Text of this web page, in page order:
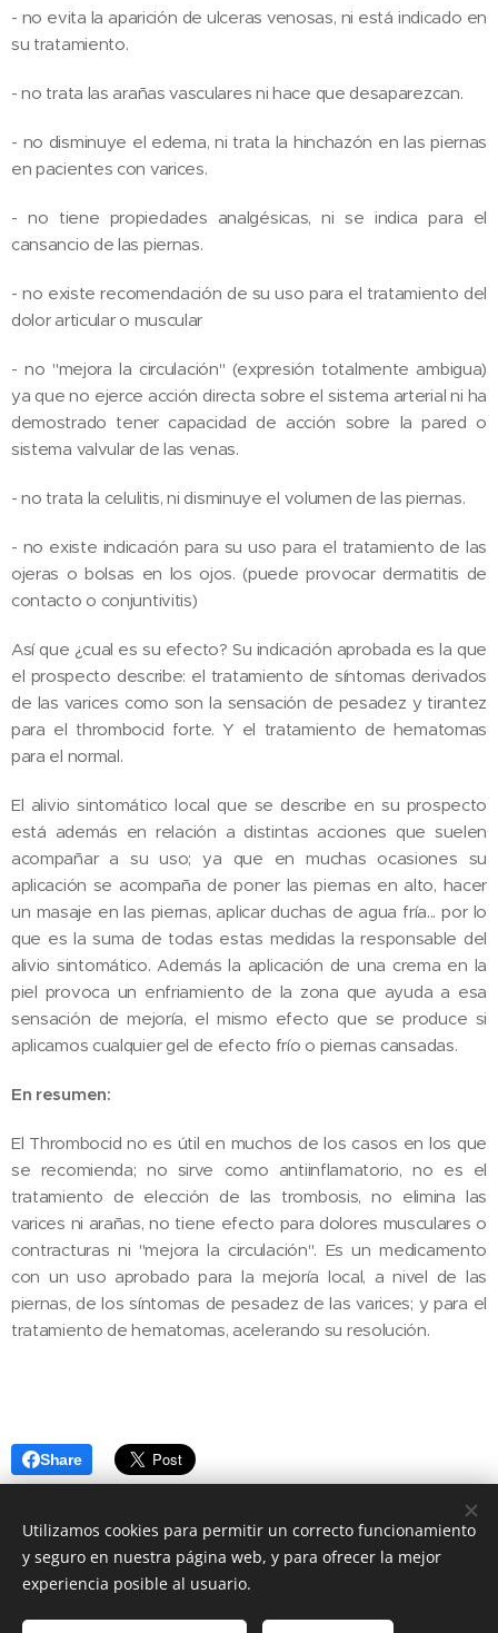
- no evita la aparición de ulceras venosas, ni está indicado en
su tratamiento.
- no trata las arañas vasculares ni hace que desaparezcan.
- no disminuye el edema, ni trata la hinchazón en las piernas
en pacientes con varices.
- no tiene propiedades analgésicas, ni se indica para el
cansancio de las piernas.
- no existe recomendación de su uso para el tratamiento del
dolor articular o muscular
- no "mejora la circulación" (expresión totalmente ambigua)
ya que no ejerce acción directa sobre el sistema arterial ni ha
demostrado tener capacidad de acción sobre la pared o
sistema valvular de las venas.
- no trata la celulitis, ni disminuye el volumen de las piernas.
- no existe indicación para su uso para el tratamiento de las
ojeras o bolsas en los ojos. (puede provocar dermatitis de
contacto o conjuntivitis)
Así que ¿cual es su efecto? Su indicación aprobada es la que
el prospecto describe: el tratamiento de síntomas derivados
de las varices como son la sensación de pesadez y tirantez
para el thrombocid forte. Y el tratamiento de hematomas
para el normal.
El alivio sintomático local que se describe en su prospecto
está además en relación a distintas acciones que suelen
acompañar a su uso; ya que en muchas ocasiones su
aplicación se acompaña de poner las piernas en alto, hacer
un masaje en las piernas, aplicar duchas de agua fría... por lo
que es la suma de todas estas medidas la responsable del
alivio sintomático. Además la aplicación de una crema en la
piel provoca un enfriamiento de la zona que ayuda a esa
sensación de mejoría, el mismo efecto que se produce si
aplicamos cualquier gel de efecto frío o piernas cansadas.
En resumen:
El Thrombocid no es útil en muchos de los casos en los que
se recomienda; no sirve como antiinflamatorio, no es el
tratamiento de elección de las trombosis, no elimina las
varices ni arañas, no tiene efecto para dolores musculares o
contracturas ni "mejora la circulación". Es un medicamento
con un uso aprobado para la mejoría local, a nivel de las
piernas, de los síntomas de pesadez de las varices; y para el
tratamiento de hematomas, acelerando su resolución.
Share
Vascular.
Utilizamos cookies para permitir un correcto funcionamiento
y seguro en nuestra página web, y para ofrecer la mejor
experiencia posible al usuario.